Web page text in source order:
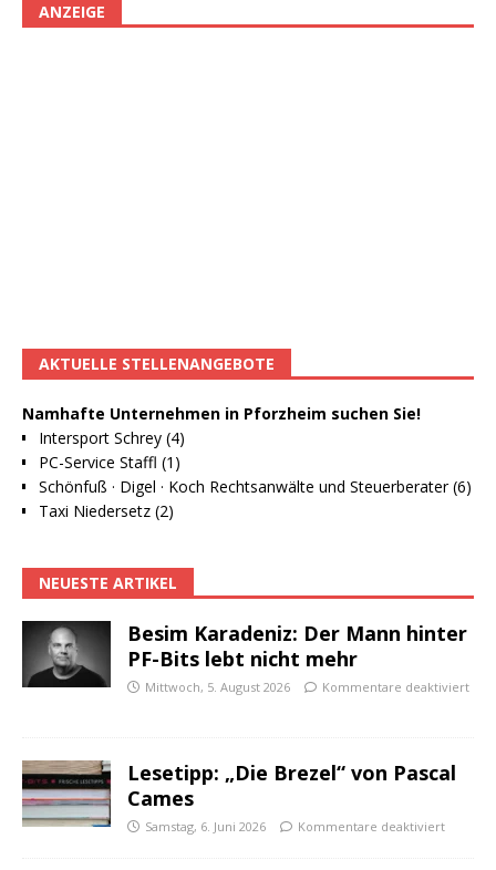
ANZEIGE
AKTUELLE STELLENANGEBOTE
Namhafte Unternehmen in Pforzheim suchen Sie!
Intersport Schrey (4)
PC-Service Staffl (1)
Schönfuß · Digel · Koch Rechtsanwälte und Steuerberater (6)
Taxi Niedersetz (2)
NEUESTE ARTIKEL
Besim Karadeniz: Der Mann hinter
PF-Bits lebt nicht mehr
Mittwoch, 5. August 2026 Kommentare deaktiviert
Lesetipp: „Die Brezel“ von Pascal
Cames
Samstag, 6. Juni 2026 Kommentare deaktiviert